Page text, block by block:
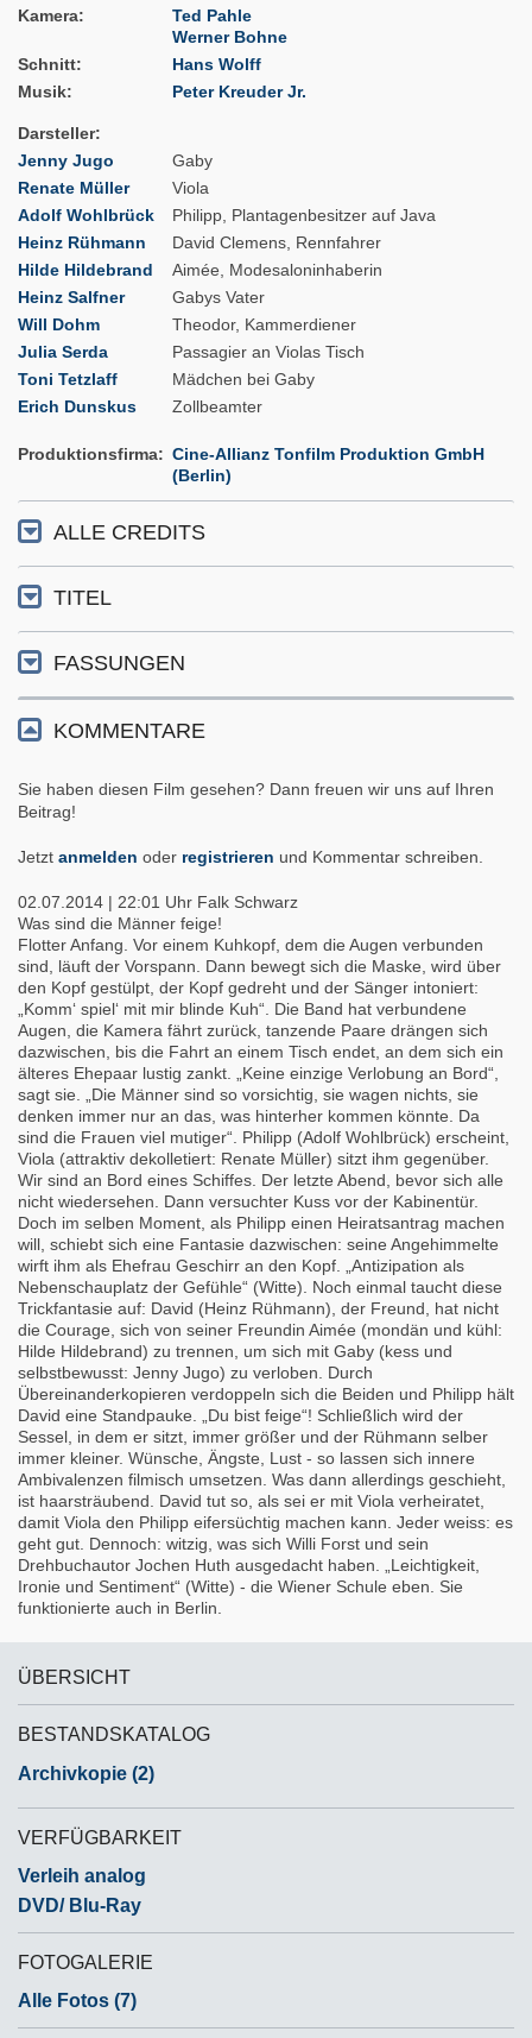
Kamera
Ted Pahle
Werner Bohne
Schnitt
Hans Wolff
Musik
Peter Kreuder Jr.
Darsteller
Jenny Jugo
Gaby
Renate Müller
Viola
Adolf Wohlbrück
Philipp, Plantagenbesitzer auf Java
Heinz Rühmann
David Clemens, Rennfahrer
Hilde Hildebrand
Aimée, Modesaloninhaberin
Heinz Salfner
Gabys Vater
Will Dohm
Theodor, Kammerdiener
Julia Serda
Passagier an Violas Tisch
Toni Tetzlaff
Mädchen bei Gaby
Erich Dunskus
Zollbeamter
Produktionsfirma
Cine-Allianz Tonfilm Produktion GmbH
(Berlin)
ALLE CREDITS
TITEL
FASSUNGEN
KOMMENTARE
Sie haben diesen Film gesehen? Dann freuen wir uns auf Ihren
Beitrag!
Jetzt anmelden oder registrieren und Kommentar schreiben.
02.07.2014 | 22:01 Uhr Falk Schwarz
Was sind die Männer feige!
Flotter Anfang. Vor einem Kuhkopf, dem die Augen verbunden
sind, läuft der Vorspann. Dann bewegt sich die Maske, wird über
den Kopf gestülpt, der Kopf gedreht und der Sänger intoniert:
„Komm‘ spiel‘ mit mir blinde Kuh“. Die Band hat verbundene
Augen, die Kamera fährt zurück, tanzende Paare drängen sich
dazwischen, bis die Fahrt an einem Tisch endet, an dem sich ein
älteres Ehepaar lustig zankt. „Keine einzige Verlobung an Bord“,
sagt sie. „Die Männer sind so vorsichtig, sie wagen nichts, sie
denken immer nur an das, was hinterher kommen könnte. Da
sind die Frauen viel mutiger“. Philipp (Adolf Wohlbrück) erscheint,
Viola (attraktiv dekolletiert: Renate Müller) sitzt ihm gegenüber.
Wir sind an Bord eines Schiffes. Der letzte Abend, bevor sich alle
nicht wiedersehen. Dann versuchter Kuss vor der Kabinentür.
Doch im selben Moment, als Philipp einen Heiratsantrag machen
will, schiebt sich eine Fantasie dazwischen: seine Angehimmelte
wirft ihm als Ehefrau Geschirr an den Kopf. „Antizipation als
Nebenschauplatz der Gefühle“ (Witte). Noch einmal taucht diese
Trickfantasie auf: David (Heinz Rühmann), der Freund, hat nicht
die Courage, sich von seiner Freundin Aimée (mondän und kühl:
Hilde Hildebrand) zu trennen, um sich mit Gaby (kess und
selbstbewusst: Jenny Jugo) zu verloben. Durch
Übereinanderkopieren verdoppeln sich die Beiden und Philipp hält
David eine Standpauke. „Du bist feige“! Schließlich wird der
Sessel, in dem er sitzt, immer größer und der Rühmann selber
immer kleiner. Wünsche, Ängste, Lust - so lassen sich innere
Ambivalenzen filmisch umsetzen. Was dann allerdings geschieht,
ist haarsträubend. David tut so, als sei er mit Viola verheiratet,
damit Viola den Philipp eifersüchtig machen kann. Jeder weiss: es
geht gut. Dennoch: witzig, was sich Willi Forst und sein
Drehbuchautor Jochen Huth ausgedacht haben. „Leichtigkeit,
Ironie und Sentiment“ (Witte) - die Wiener Schule eben. Sie
funktionierte auch in Berlin.
ÜBERSICHT
BESTANDSKATALOG
Archivkopie (2)
VERFÜGBARKEIT
Verleih analog
DVD/ Blu-Ray
FOTOGALERIE
Alle Fotos (7)